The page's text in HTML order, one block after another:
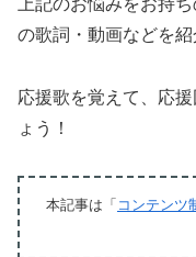
上記のお悩みをお持
の歌詞・動画などを紹
応援歌を覚えて、応
ょう！
本記事は「 コンテンツ